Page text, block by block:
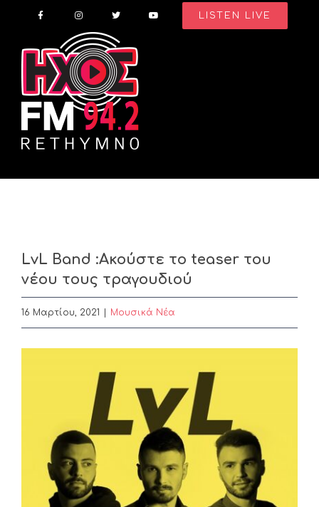
content
LISTEN LIVE
LvL Band :Ακούστε το teaser του
νέου τους τραγουδιού
16 Μαρτίου, 2021 Μουσικά Νέα